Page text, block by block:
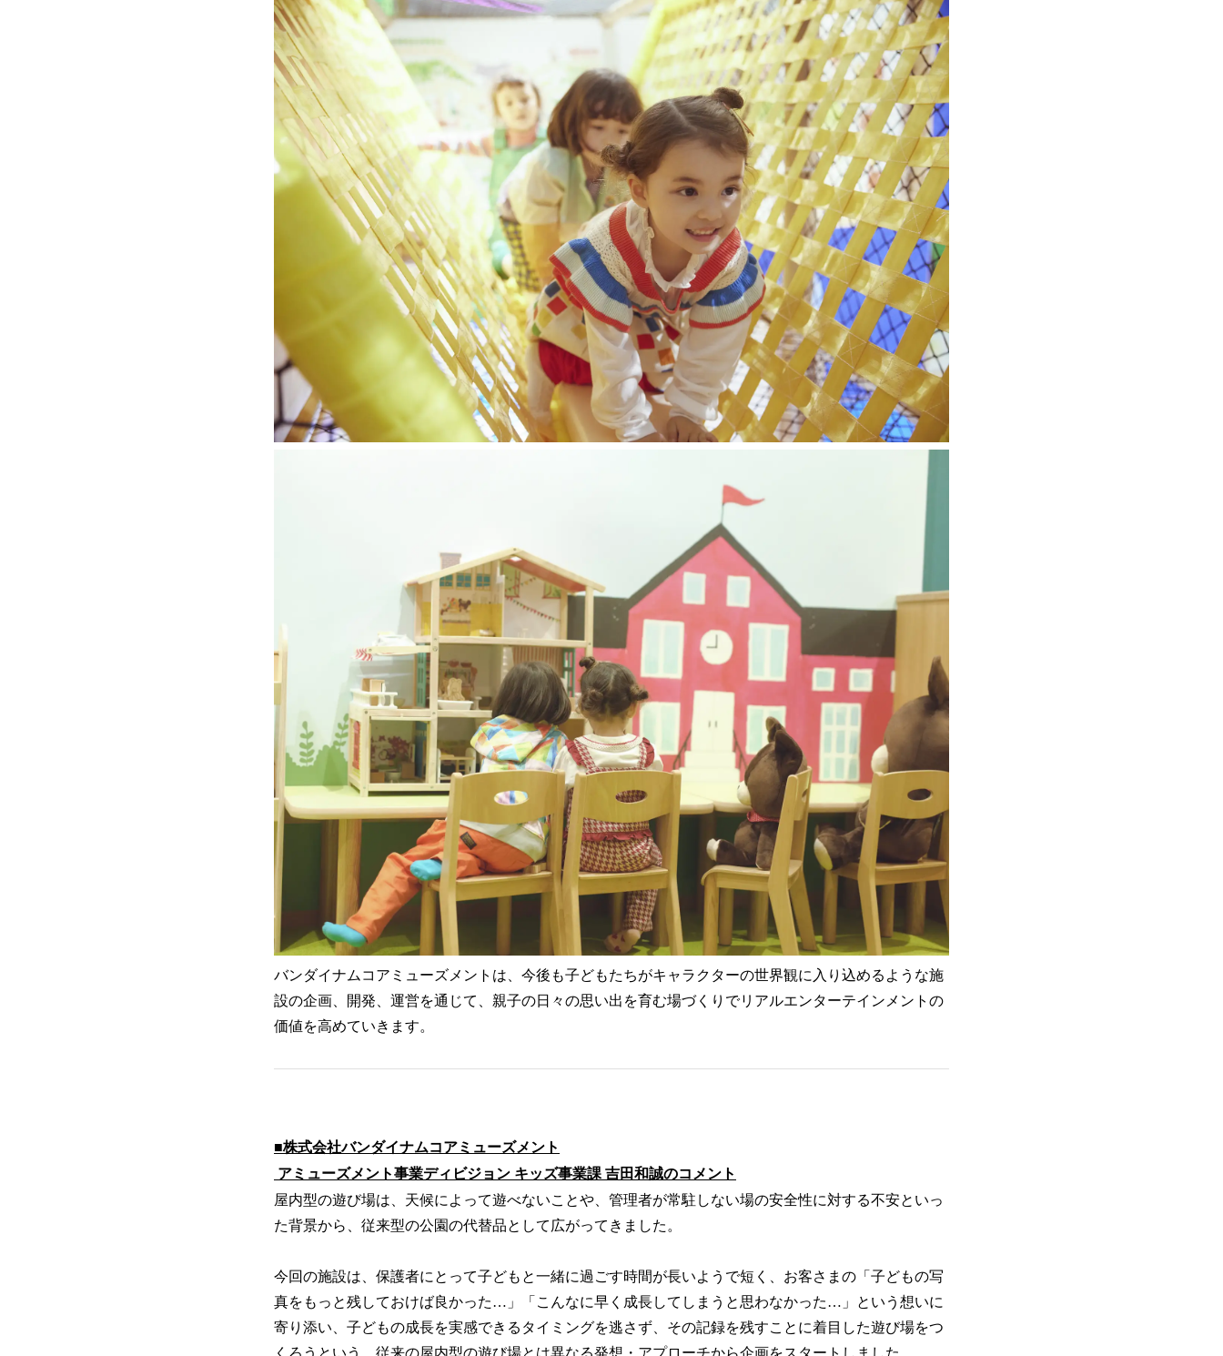
バンダイナムコアミューズメントは、今後も子どもたちがキャラクターの世界観に入り込めるような施
設の企画、開発、運営を通じて、親子の日々の思い出を育む場づくりでリアルエンターテインメントの
価値を高めていきます。
■株式会社バンダイナムコアミューズメント
アミューズメント事業ディビジョン キッズ事業課 吉田和誠のコメント
屋内型の遊び場は、天候によって遊べないことや、管理者が常駐しない場の安全性に対する不安といっ
た背景から、従来型の公園の代替品として広がってきました。
今回の施設は、保護者にとって子どもと一緒に過ごす時間が長いようで短く、お客さまの「子どもの写
真をもっと残しておけば良かった…」「こんなに早く成長してしまうと思わなかった…」という想いに
寄り添い、子どもの成長を実感できるタイミングを逃さず、その記録を残すことに着目した遊び場をつ